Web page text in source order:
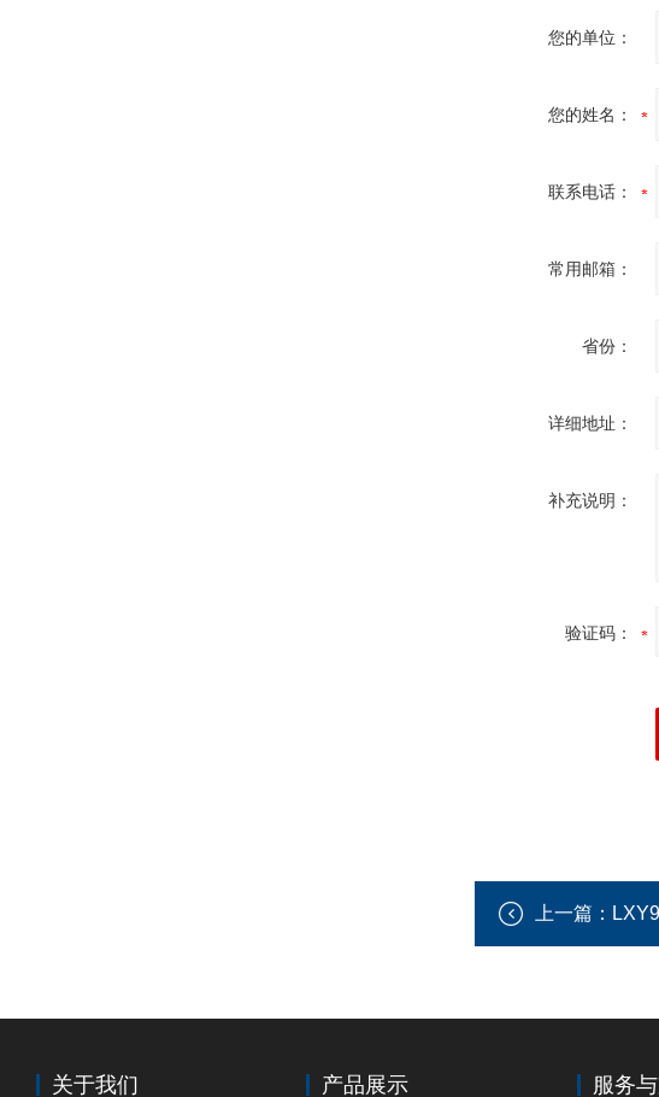
您的单位：
您的姓名：
联系电话：
常用邮箱：
省份：
详细地址：
补充说明：
验证码：
上一篇：
关于我们 产品展示 服务